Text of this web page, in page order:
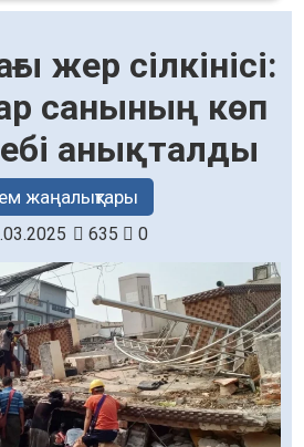
жер сілкінісі:
санының көп
анықталды
жаңалықтары
635 0